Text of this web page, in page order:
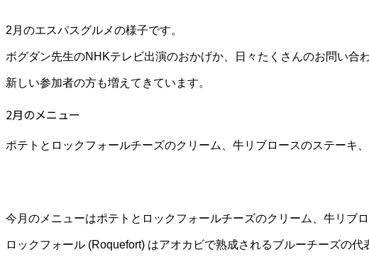
2月のエスパスグルメの様子です。
ボグダン先生のNHKテレビ出演のおかげか、日々たくさんのお問い合
新しい参加者の方も増えてきています。
2月のメニュー
ポテトとロックフォールチーズのクリーム、牛リブロースのステーキ
今月のメニューはポテトとロックフォールチーズのクリーム、牛リブ
ロックフォール (Roquefort) はアオカビで熟成されるブルーチーズの